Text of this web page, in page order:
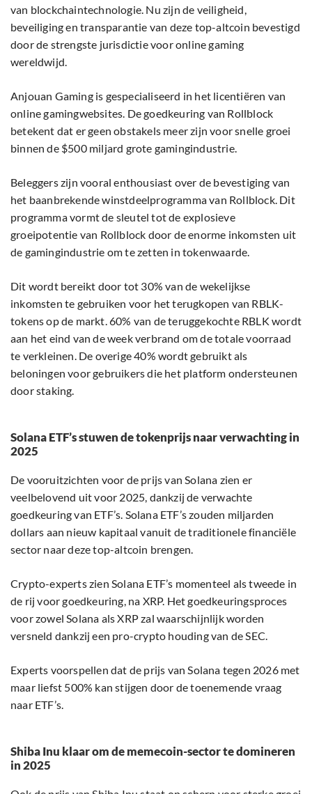
van blockchaintechnologie. Nu zijn de veiligheid,
beveiliging en transparantie van deze top-altcoin bevestigd
door de strengste jurisdictie voor online gaming
wereldwijd.
Anjouan Gaming is gespecialiseerd in het licentiëren van
online gamingwebsites. De goedkeuring van Rollblock
betekent dat er geen obstakels meer zijn voor snelle groei
binnen de $500 miljard grote gamingindustrie.
Beleggers zijn vooral enthousiast over de bevestiging van
het baanbrekende winstdeelprogramma van Rollblock. Dit
programma vormt de sleutel tot de explosieve
groeipotentie van Rollblock door de enorme inkomsten uit
de gamingindustrie om te zetten in tokenwaarde.
Dit wordt bereikt door tot 30% van de wekelijkse
inkomsten te gebruiken voor het terugkopen van RBLK-
tokens op de markt. 60% van de teruggekochte RBLK wordt
aan het eind van de week verbrand om de totale voorraad
te verkleinen. De overige 40% wordt gebruikt als
beloningen voor gebruikers die het platform ondersteunen
door staking.
Solana ETF’s stuwen de tokenprijs naar verwachting in
2025
De vooruitzichten voor de prijs van Solana zien er
veelbelovend uit voor 2025, dankzij de verwachte
goedkeuring van ETF’s. Solana ETF’s zouden miljarden
dollars aan nieuw kapitaal vanuit de traditionele financiële
sector naar deze top-altcoin brengen.
Crypto-experts zien Solana ETF’s momenteel als tweede in
de rij voor goedkeuring, na XRP. Het goedkeuringsproces
voor zowel Solana als XRP zal waarschijnlijk worden
versneld dankzij een pro-crypto houding van de SEC.
Experts voorspellen dat de prijs van Solana tegen 2026 met
maar liefst 500% kan stijgen door de toenemende vraag
naar ETF’s.
Shiba Inu klaar om de memecoin-sector te domineren
in 2025